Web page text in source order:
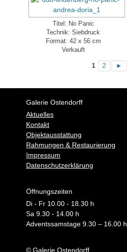
Titel: No Panic
Technik: Siebdruck
Format: 42 x 56 cm
Verkauft
1 2 ►
Galerie Ostendorff
Aktuelles
Kontakt
Objektausstattung
Rahmungen & Restaurierung
Impressum
Datenschutzerklärung
Öffnungszeiten
Di - Fr 10.00 - 18.30 h
Sa 9.30 - 14.00 h
Adventssamstage 9.30 – 16.00 h
© Galerie Ostendorff